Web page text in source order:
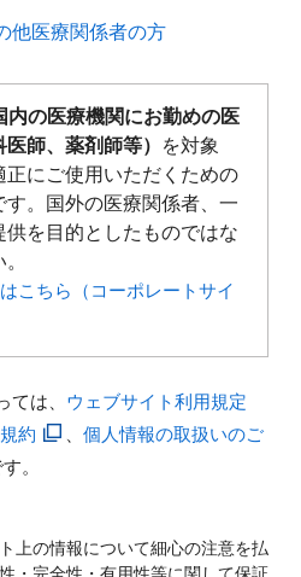
他医療関係者の方​
内の医療機関にお勤めの医
師、薬剤師等）
を対象
にご使用いただくための
。国外の医療関係者、一
を目的としたものではな
こちら（コーポレートサイ
は、 ウェブサイト利用規定
約
個人情報の取扱いのご
。
上の情報について細心の注意を払
・完全性・有用性等に関して保証